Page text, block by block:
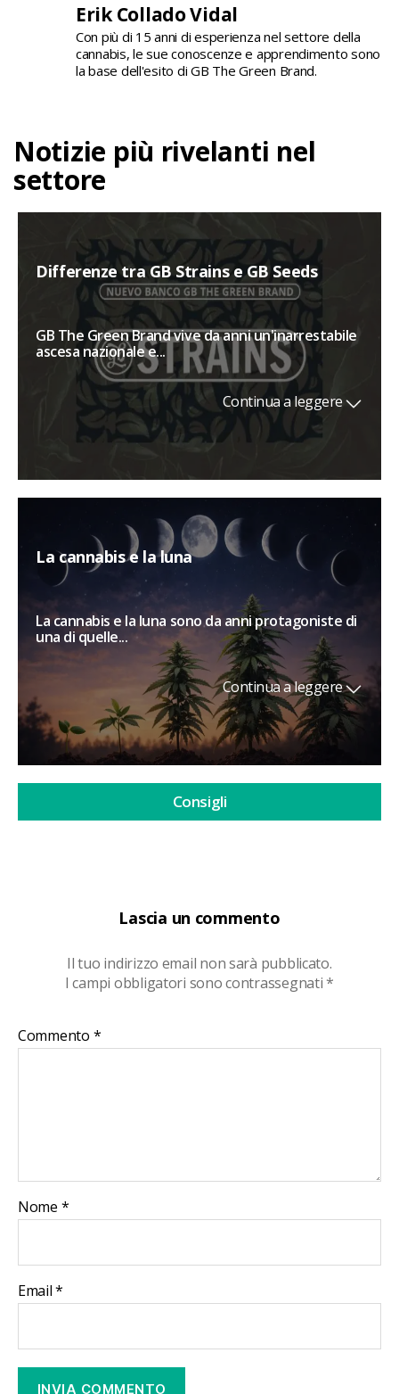
Erik Collado Vidal
Con più di 15 anni di esperienza nel settore della
cannabis, le sue conoscenze e apprendimento sono
la base dell'esito di GB The Green Brand.
Lascia un commento
Il tuo indirizzo email non sarà pubblicato.
I campi obbligatori sono contrassegnati*
Commento *
Nome *
Email*
Notizie più rivelanti nel
settore
Differenze tra GB Strains e GB Seeds
GB The Green Brand vive da anni un'inarrestabile
ascesa nazionale e...
Continua a leggere
La cannabis e la luna
La cannabis e la luna sono da anni protagoniste di
una di quelle...
Continua a leggere
Consigli